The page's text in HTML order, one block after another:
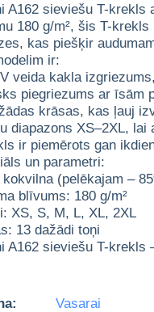
A162 sieviešu T-krekls
180 g/m², šis T-
kas piešķir
ir:
veida kakla
piegriezums ar īsām
krāsas, kas ļauj
diapazons XS–2XL,
ir piemērots gan
un parametri:
kokvilna (pelēkajam –
blīvums: 180 g/m²
XS, S, M, L, XL, 2XL
13 dažādi toņi
A162 sieviešu T-
Vasarai